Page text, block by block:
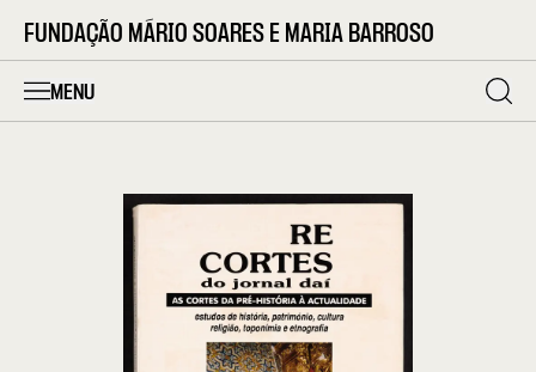
FUNDAÇÃO MÁRIO SOARES E MARIA BARROSO
MENU